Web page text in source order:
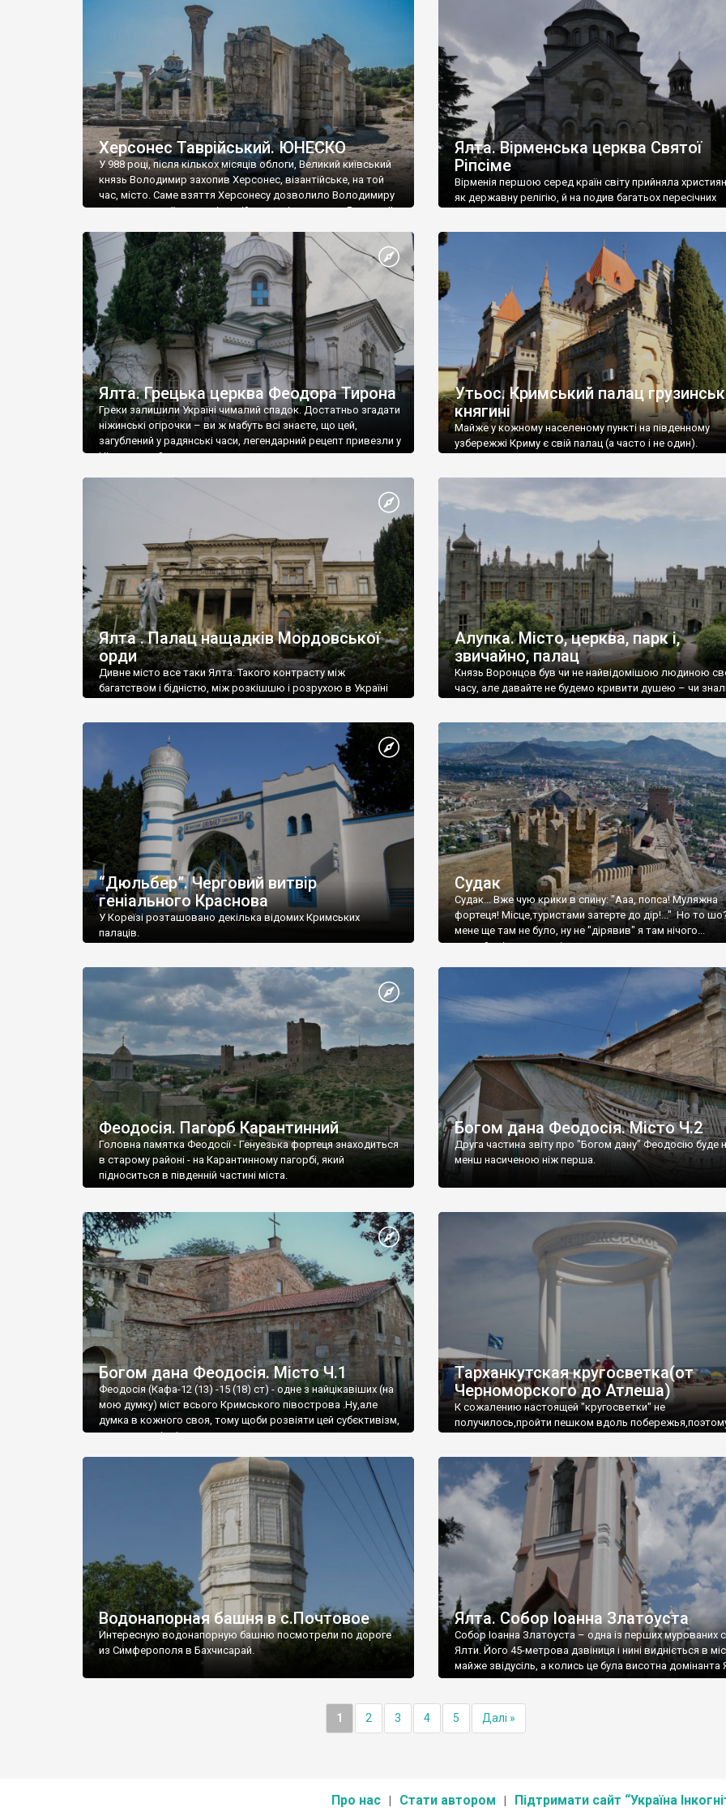
візантійської доби. Раритети викрадені з фондів об’єкту
культурної спадщини ЮНЕСКО «Херсонеса Таврійського».
Офіційно – на виставку «Золото Візантії», але експерти та
влада в Україні вважають це лише […]
називаються «повстяками» (postaki)…” “Вино. Крим
виробляє відмінне вино і його вдосталь: воно все
легке біле і дуже […]
Херсонес Таврійський. ЮНЕСКО
У 988 році, після кількох місяців облоги, Великий київський
князь Володимир захопив Херсонес, візантійське, на той
час, місто. Саме взяття Херсонесу дозволило Володимиру
диктувати свої умови візантійському імператору Василю ІІ,
Херсонесі Володимир-язичник, став Василем-
християнином. А потім було Хрещення Русі. На честь
Херсонесу Таврійського названо місто […]
Ялта. Вірменська церква Святої
Ріпсіме
Вірменія першою серед країн світу прийняла
як державну релігію, й на подив багатьох пересічних
Ялта. Грецька церква Феодора Тирона
Греки залишили Україні чималий спадок. Достатньо згадати
ніжинські огірочки – ви ж мабуть всі знаєте, що цей,
загублений у радянські часи, легендарний рецепт привезли у
Ніжин греки?
Утьос. Кримський палац
княгині
Майже у кожному населеному пункті на південному
узбережжі Криму є свій палац (а часто і не один).
Ялта . Палац нащадків Мордовської
орди
Дивне місто все таки Ялта. Такого контрасту між
багатством і бідністю, між розкішшю і розрухою в Україні
Алупка. Місто, церква, парк і,
звичайно, палац
Князь Воронцов був чи не найвідомішою людиною
часу, але давайте не будемо кривити душею – чи
“Дюльбер”. Черговий витвір
геніального Краснова
У Кореїзі розташовано декілька відомих Кримських
палаців.
Судак
Судак... Вже чую крики в спину: "Ааа, попса! Муляжна
фортеця! Місце,туристами затерте до дір!..." Но то
мене ще там не було, ну не "дірявив" я там нічого...
принаймні до цього літа.
Феодосія. Пагорб Карантинний
Головна памятка Феодосії - Генуезька фортеця знаходиться
в старому районі - на Карантинному пагорбі, який
підноситься в південній частині міста.
Богом дана Феодосія. Місто Ч.2
Друга частина звіту про "Богом дану" Феодосію буде
менш насиченою ніж перша.
Богом дана Феодосія. Місто Ч.1
Феодосія (Кафа-12 (13) -15 (18) ст) - одне з найцікавіших (на
мою думку) міст всього Кримського півострова .Ну,але
думка в кожного своя, тому щоби розвіяти цей субєктивізм,
запрошую відвідати це
Тарханкутская кругосветка(от
Черноморского до Атлеша)
К сожалению настоящей "кругосветки" не
получилось,пройти пешком вдоль
Водонапорная башня в с.Почтовое
Интересную водонапорную башню посмотрели по дороге
из Симферополя в Бахчисарай.
Ялта. Собор Іоанна Златоуста
Собор Іоанна Златоуста – одна із перших мурованих
Ялти. Його 45-метрова дзвіниця і нині видніється в
майже звідусіль, а колись це була висотна домінанта
1 2 3 4 5 Далі »
Про нас Стати автором Підтримати сайт “Україна